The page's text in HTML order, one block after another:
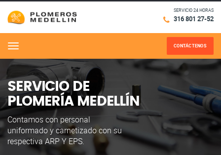
SERVICIO 24 HORAS
316 801 27-52
Menu CONTÁCTENOS
SERVICIO DE
PLOMERÍA MEDELLÍN
Contamos con personal
uniformado y carnetizado con su
respectiva ARP Y EPS.